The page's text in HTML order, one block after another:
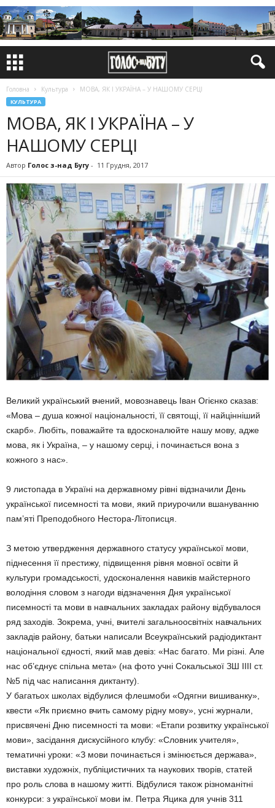
Головна Культура МОВА, ЯК І УКРАЇНА – У НАШОМУ СЕРЦІ
КУЛЬТУРА
МОВА, ЯК І УКРАЇНА – У
НАШОМУ СЕРЦІ
Автор Голос з-над Бугу - 11 Грудня, 2017
Великий український вчений, мовознавець Іван Огієнко сказав:
«Мова – душа кожної національності, її святощі, її найцінніший
скарб». Любіть, поважайте та вдосконалюйте нашу мову, адже
мова, як і Україна, – у нашому серці, і починається вона з
кожного з нас».
9 листопада в Україні на державному рівні відзначили День
української писемності та мови, який приурочили вшануванню
пам’яті Преподобного Нестора-Літописця.
З метою утвердження державного статусу української мови,
піднесення її престижу, підвищення рівня мовної освіти й
культури громадськості, удосконалення навиків майстерного
володіння словом з нагоди відзначення Дня української
писемності та мови в навчальних закладах району відбувалося
ряд заходів. Зокрема, учні, вчителі загальноосвітніх навчальних
закладів району, батьки написали Всеукраїнський радіодиктант
національної єдності, який мав девіз: «Нас багато. Ми різні. Але
нас об’єднує спільна мета» (на фото учні Сокальської ЗШ ІІІІ ст.
№5 під час написання диктанту).
У багатьох школах відбулися флешмоби «Одягни вишиванку»,
квести «Як приємно вчить самому рідну мову», усні журнали,
присвячені Дню писемності та мови: «Етапи розвитку української
мови», засідання дискусійного клубу: «Словник учителя»,
тематичні уроки: «З мови починається і змінюється держава»,
виставки художніх, публіцистичних та наукових творів, статей
про роль слова в нашому житті. Відбулися також різноманітні
конкурси: з української мови ім. Петра Яцика для учнів 311